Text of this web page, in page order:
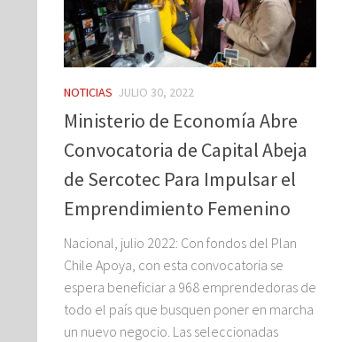
NOTICIAS JULIO 30, 2022
Ministerio de Economía Abre
Convocatoria de Capital Abeja
de Sercotec Para Impulsar el
Emprendimiento Femenino
Nacional, julio 2022: Con fondos del Plan
Chile Apoya, con esta convocatoria se
espera beneficiar a 968 emprendedoras de
todo el país que busquen poner en marcha
un nuevo negocio. Las seleccionadas